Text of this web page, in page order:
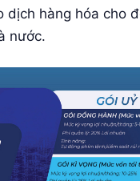
dịch hàng hóa cho
nước.